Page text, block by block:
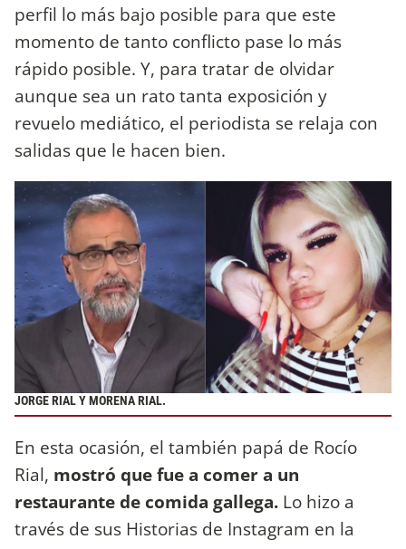
perfil lo más bajo posible para que este
momento de tanto conflicto pase lo más
rápido posible. Y, para tratar de olvidar
aunque sea un rato tanta exposición y
revuelo mediático, el periodista se relaja con
salidas que le hacen bien.
JORGE RIAL Y MORENA RIAL.
En esta ocasión, el también papá de Rocío
Rial, mostró que fue a comer a un
restaurante de comida gallega. Lo hizo a
través de sus Historias de Instagram en la